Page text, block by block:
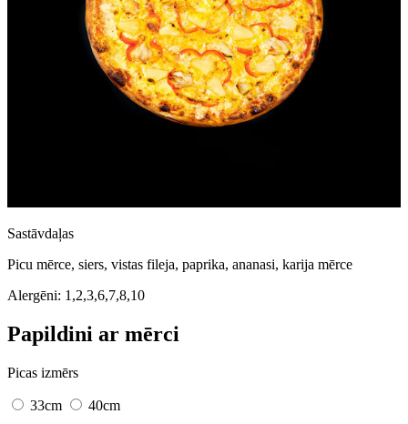
Sastāvdaļas
Picu mērce, siers, vistas fileja, paprika, ananasi, karija mērce
Alergēni: 1,2,3,6,7,8,10
Papildini ar mērci
Picas izmērs
33cm 40cm